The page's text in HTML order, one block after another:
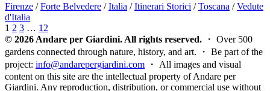
Firenze / Forte Belvedere / Italia / Itinerari Storici / Toscana / Vedute
d'Italia
1 2 3 … 12
© 2026 Andare per Giardini. All rights reserved. ・ Over 500
gardens connected through nature, history, and art. ・ Be part of the
project: info@andarepergiardini.com ・ All images and visual
content on this site are the intellectual property of Andare per
Giardini. Any reproduction, distribution, or commercial use without